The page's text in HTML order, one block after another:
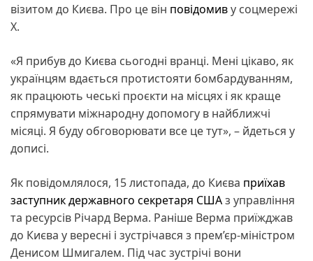
візитом до Києва. Про це він повідомиву соцмережі
X.
«Я прибув до Києва сьогодні вранці. Мені цікаво, як
українцям вдається протистояти бомбардуванням,
як працюють чеські проєкти на місцях і як краще
спрямувати міжнародну допомогу в найближчі
місяці. Я буду обговорювати все це тут», – йдеться у
дописі.
Як повідомлялося, 15 листопада, до Києва приїхав
заступник державного секретаря СШАз управління
та ресурсів Річард Верма. Раніше Верма приїжджав
до Києва у вересні і зустрічався з прем’єр-міністром
Денисом Шмигалем. Під час зустрічі вони